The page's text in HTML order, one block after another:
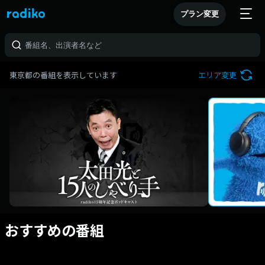
プラン変更
東京都の番組を表示しています エリア変更
おすすめの番組